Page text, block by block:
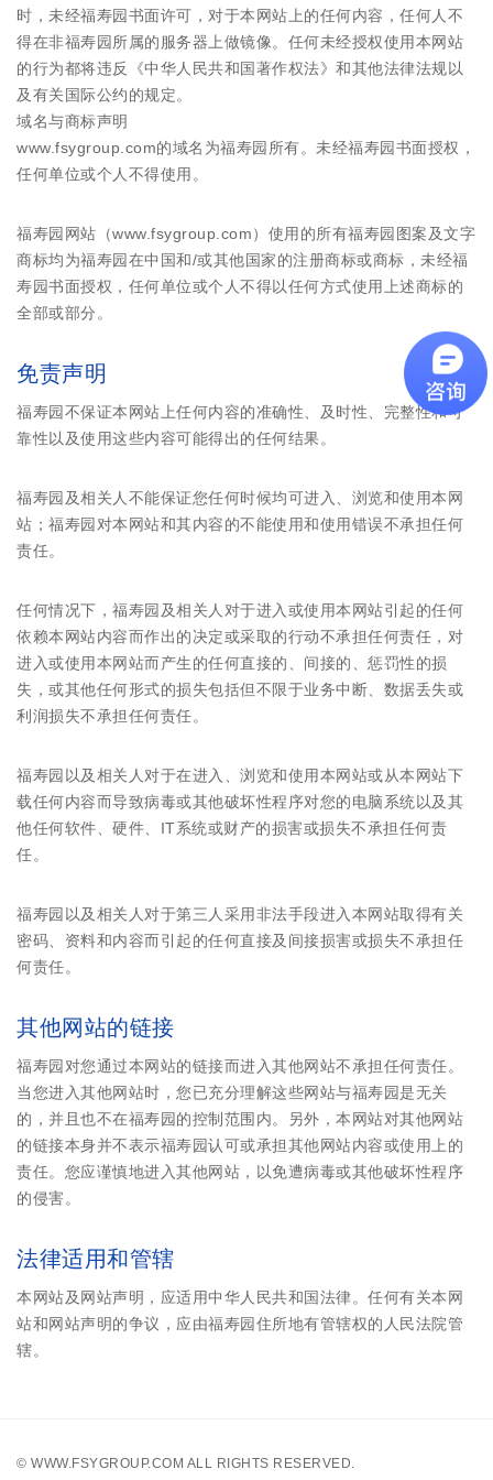
时，未经福寿园书面许可，对于本网站上的任何内容，任何人不
得在非福寿园所属的服务器上做镜像。任何未经授权使用本网站
的行为都将违反《中华人民共和国著作权法》和其他法律法规以
及有关国际公约的规定。
域名与商标声明
www.fsygroup.com的域名为福寿园所有。未经福寿园书面授权，
任何单位或个人不得使用。
福寿园网站（www.fsygroup.com）使用的所有福寿园图案及文字
商标均为福寿园在中国和/或其他国家的注册商标或商标，未经福
寿园书面授权，任何单位或个人不得以任何方式使用上述商标的
全部或部分。
免责声明
福寿园不保证本网站上任何内容的准确性、及时性、完整性和可
靠性以及使用这些内容可能得出的任何结果。
福寿园及相关人不能保证您任何时候均可进入、浏览和使用本网
站；福寿园对本网站和其内容的不能使用和使用错误不承担任何
责任。
任何情况下，福寿园及相关人对于进入或使用本网站引起的任何
依赖本网站内容而作出的决定或采取的行动不承担任何责任，对
进入或使用本网站而产生的任何直接的、间接的、惩罚性的损
失，或其他任何形式的损失包括但不限于业务中断、数据丢失或
利润损失不承担任何责任。
福寿园以及相关人对于在进入、浏览和使用本网站或从本网站下
载任何内容而导致病毒或其他破坏性程序对您的电脑系统以及其
他任何软件、硬件、IT系统或财产的损害或损失不承担任何责
任。
福寿园以及相关人对于第三人采用非法手段进入本网站取得有关
密码、资料和内容而引起的任何直接及间接损害或损失不承担任
何责任。
其他网站的链接
福寿园对您通过本网站的链接而进入其他网站不承担任何责任。
当您进入其他网站时，您已充分理解这些网站与福寿园是无关
的，并且也不在福寿园的控制范围内。另外，本网站对其他网站
的链接本身并不表示福寿园认可或承担其他网站内容或使用上的
责任。您应谨慎地进入其他网站，以免遭病毒或其他破坏性程序
的侵害。
法律适用和管辖
本网站及网站声明，应适用中华人民共和国法律。任何有关本网
站和网站声明的争议，应由福寿园住所地有管辖权的人民法院管
辖。
© WWW.FSYGROUP.COM ALL RIGHTS RESERVED.